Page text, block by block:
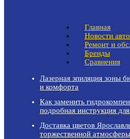
Главная
Новости
Ремонт и
Бренды
Сравнения
Лазерная эпиляция зоны
и комфорта
Как заменить
подробная инструкция
Доставка цветов
торжественной атмосферы